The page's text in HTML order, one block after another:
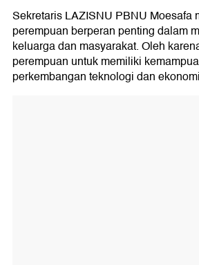
Sekretaris LAZISNU PBNU Moesafa
perempuan berperan penting dalam
keluarga dan masyarakat. Oleh
perempuan untuk memiliki
perkembangan teknologi dan